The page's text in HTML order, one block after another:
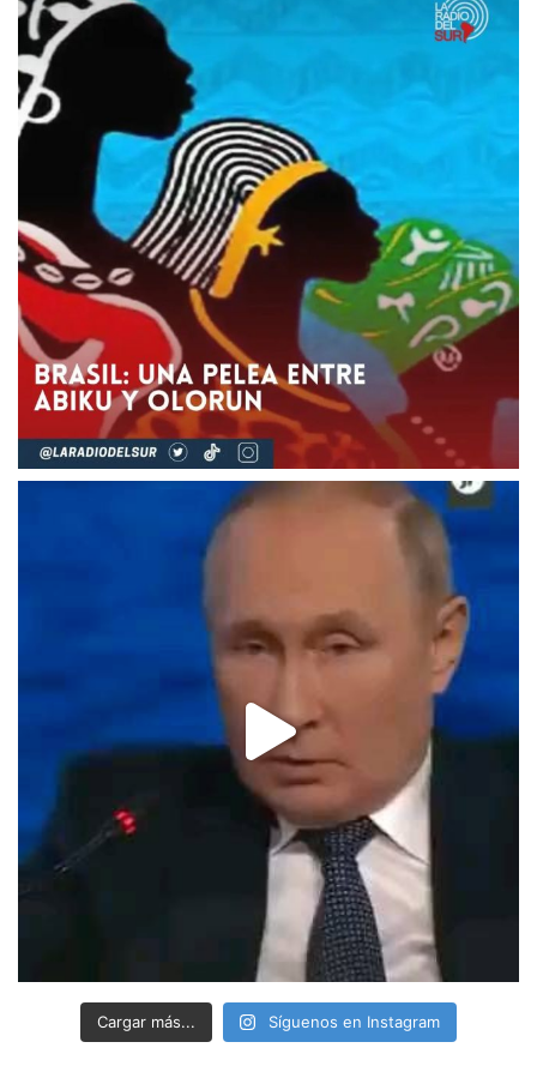
Cargar más... Síguenos en Instagram